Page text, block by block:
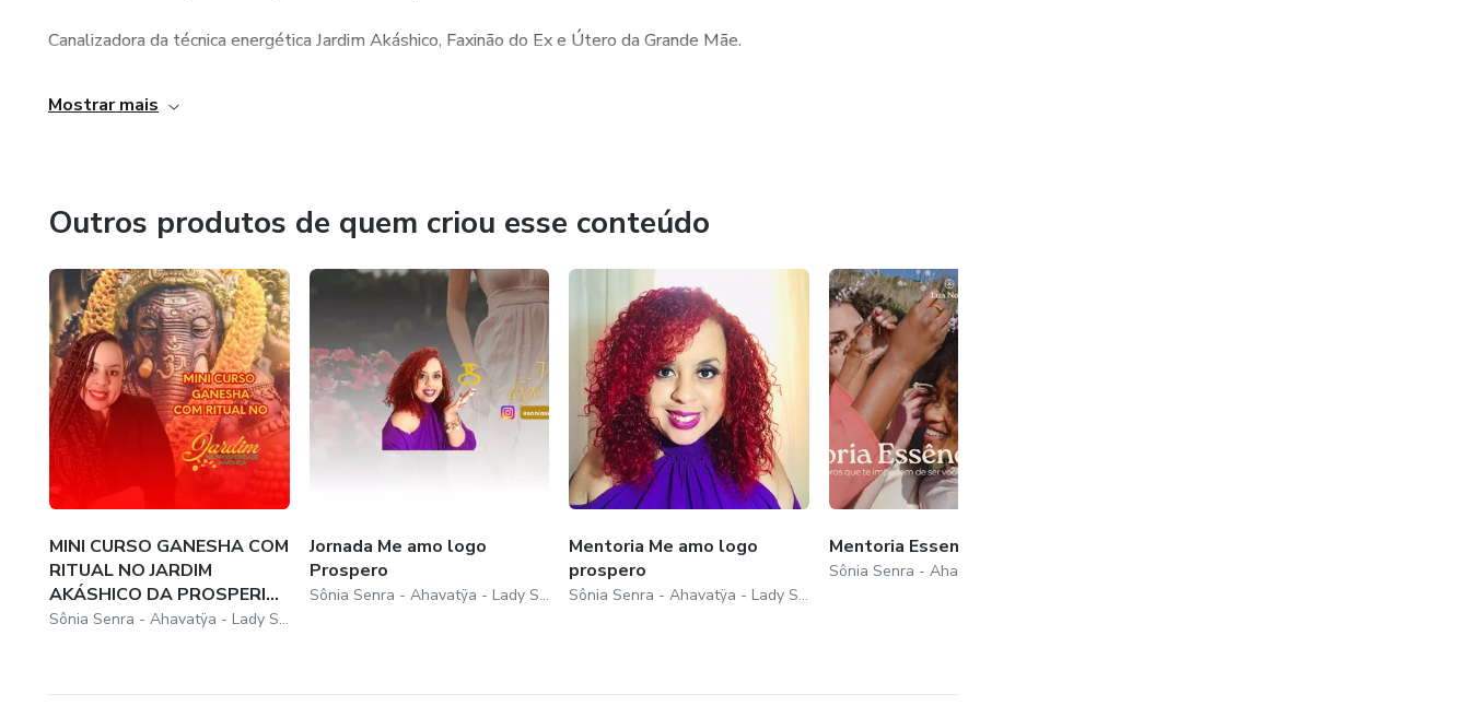
Canalizadora da técnica energética Jardim Akáshico, Faxinão do Ex e Útero da Grande Mãe.
Sacerdotisa de Isis e Maria Madalena, do Útero da Grande Mãe e da Irmandade da Rosa Azul. Guardiã das medicinas
Mostrar mais
Outros produtos de quem criou esse conteúdo
MINI CURSO GANESHA COM
RITUAL NO JARDIM
AKÁSHICO DA PROSPERI...
Sônia Senra - Ahavatÿa - Lady SSenra
Jornada Me amo logo
Prospero
Sônia Senra - Ahavatÿa - Lady SSenra
Mentoria Me amo logo
prospero
Sônia Senra - Ahavatÿa - Lady SSenra
Mentoria Essencia 3.0